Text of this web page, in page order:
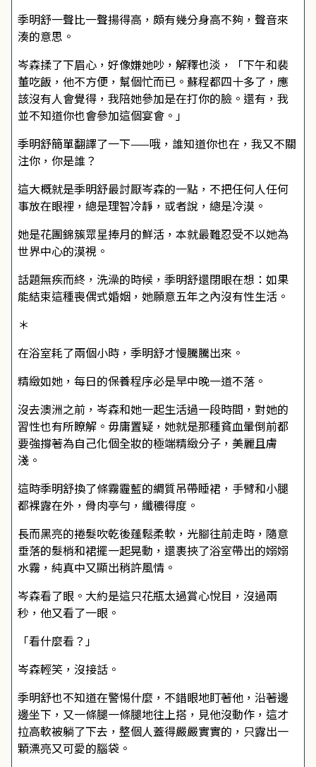
季明舒一聲比一聲揚得高，頗有幾分身高不夠，聲音來
湊的意思。
岑森揉了下眉心，好像嫌她吵，解釋也淡，「下午和裴
董吃飯，他不方便，幫個忙而已。蘇程都四十多了，應
該沒有人會覺得，我陪她參加是在打你的臉。還有，我
並不知道你也會參加這個宴會。」
季明舒簡單翻譯了一下——哦，誰知道你也在，我又不關
注你，你是誰？
這大概就是季明舒最討厭岑森的一點，不把任何人任何
事放在眼裡，總是理智冷靜，或者說，總是冷漠。
她是花團錦簇眾星捧月的鮮活，本就最難忍受不以她為
世界中心的漠視。
話題無疾而終，洗澡的時候，季明舒還閉眼在想：如果
能結束這種喪偶式婚姻，她願意五年之內沒有性生活。
＊
在浴室耗了兩個小時，季明舒才慢騰騰出來。
精緻如她，每日的保養程序必是早中晚一道不落。
沒去澳洲之前，岑森和她一起生活過一段時間，對她的
習性也有所瞭解。毋庸置疑，她就是那種貧血暈倒前都
要強撐著為自己化個全妝的極端精緻分子，美麗且膚
淺。
這時季明舒換了條霧霾藍的綢質吊帶睡裙，手臂和小腿
都裸露在外，骨肉亭勻，纖穠得度。
長而黑亮的捲髮吹乾後蓬鬆柔軟，光腳往前走時，隨意
垂落的髮梢和裙擺一起晃動，還裹挾了浴室帶出的嫋嫋
水霧，純真中又顯出稍許風情。
岑森看了眼。大約是這只花瓶太過賞心悅目，沒過兩
秒，他又看了一眼。
「看什麼看？」
岑森輕笑，沒接話。
季明舒也不知道在警惕什麼，不錯眼地盯著他，沿著邊
邊坐下，又一條腿一條腿地往上搭，見他沒動作，這才
拉高軟被躺了下去，整個人蓋得嚴嚴實實的，只露出一
顆漂亮又可愛的腦袋。